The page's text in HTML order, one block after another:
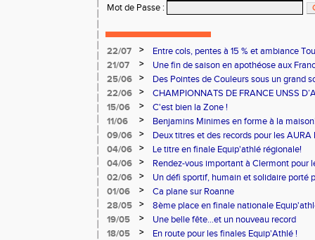
Mot de Passe :
22/07 >
Entre cols, pentes à 15 % et ambiance
ont relevé le défi !
21/07 >
Une fin de saison en apothéose aux
25/06
>
Des Pointes de Couleurs sous un grand
22/06
>
CHAMPIONNATS DE FRANCE UNSS
15/06
>
C'est bien la Zone !
11/06
>
Benjamins Minimes en forme à la
09/06
>
Deux titres et des records pour les
04/06
>
Le titre en finale Equip'athlé régionale!
04/06
>
Rendez-vous important à Clermont pour
02/06
>
Un défi sportif, humain et solidaire porté
du Cœur.
01/06 >
Ca plane sur Roanne
28/05
>
8ème place en finale nationale
19/05
>
Une belle fête...et un nouveau record
18/05
>
En route pour les finales Equip'Athlé !